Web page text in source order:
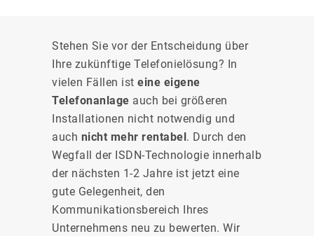
Stehen Sie vor der Entscheidung über
Ihre zukünftige Telefonielösung? In
vielen Fällen ist eine eigene
Telefonanlage auch bei größeren
Installationen nicht notwendig und
auch nicht mehr rentabel . Durch den
Wegfall der ISDN-Technologie innerhalb
der nächsten 1-2 Jahre ist jetzt eine
gute Gelegenheit, den
Kommunikationsbereich Ihres
Unternehmens neu zu bewerten. Wir